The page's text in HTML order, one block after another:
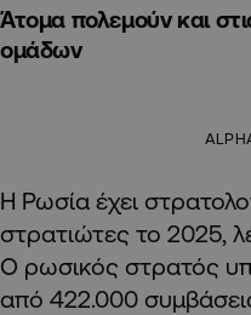
Άτομα πολεμούν και
ομάδων
Η Ρωσία έχει
στρατιώτες το 2025,
O ρωσικός στρατός
από 422.000